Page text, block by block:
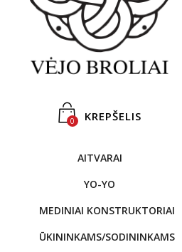
KREPŠELIS
0
AITVARAI
YO-YO
MEDINIAI KONSTRUKTORIAI
ŪKININKAMS/SODININKAMS